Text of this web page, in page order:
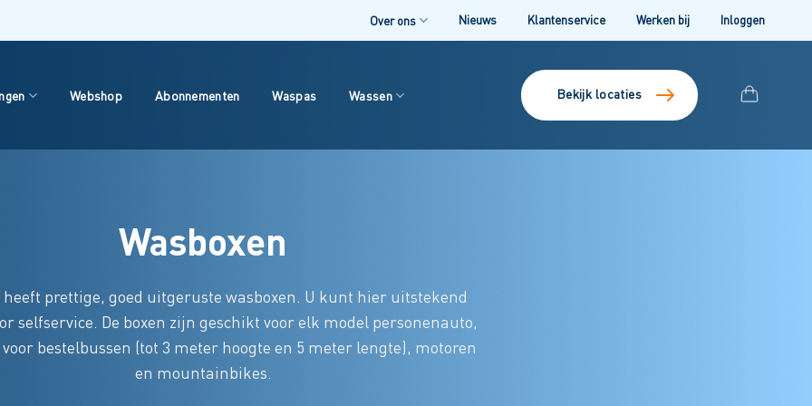
Over ons Nieuws Klantenservice Werken bij Inloggen
Webshop Abonnementen Waspas Wassen Bekijk locaties
Wasboxen
heeft prettige, goed uitgeruste wasboxen. U kunt hier uitstekend
selfservice. De boxen zijn geschikt voor elk model personenauto,
bestelbussen (tot 3 meter hoogte en 5 meter lengte), motoren
en mountainbikes.